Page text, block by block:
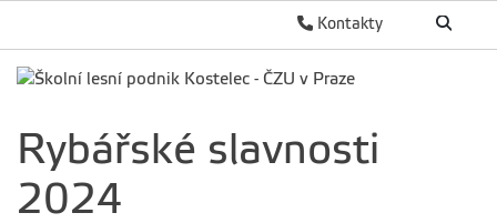
Kontakty
Rybářské slavnosti
2024